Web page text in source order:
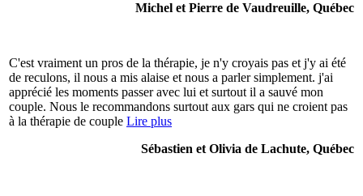
Michel et Pierre de Vaudreuille, Québec
C'est vraiment un pros de la thérapie, je n'y croyais pas et j'y ai été
de reculons, il nous a mis alaise et nous a parler simplement. j'ai
apprécié les moments passer avec lui et surtout il a sauvé mon
couple. Nous le recommandons surtout aux gars qui ne croient pas
à la thérapie de couple Lire plus
Sébastien et Olivia de Lachute, Québec